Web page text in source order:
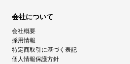
会社について
会社概要
採用情報
特定商取引に基づく表記
個人情報保護方針